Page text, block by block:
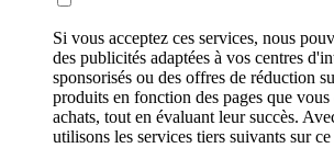
Si vous acceptez ces services, nous
des publicités adaptées à vos centres
sponsorisés ou des offres de réduction
produits en fonction des pages que
achats, tout en évaluant leur succès.
utilisons les services tiers suivants sur